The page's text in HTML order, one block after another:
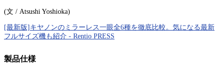
(文 / Atsushi Yoshioka)
[最新版]キヤノンのミラーレス一眼全6種を徹底比較。気になる最新
フルサイズ機も紹介 - Rentio PRESS
製品仕様